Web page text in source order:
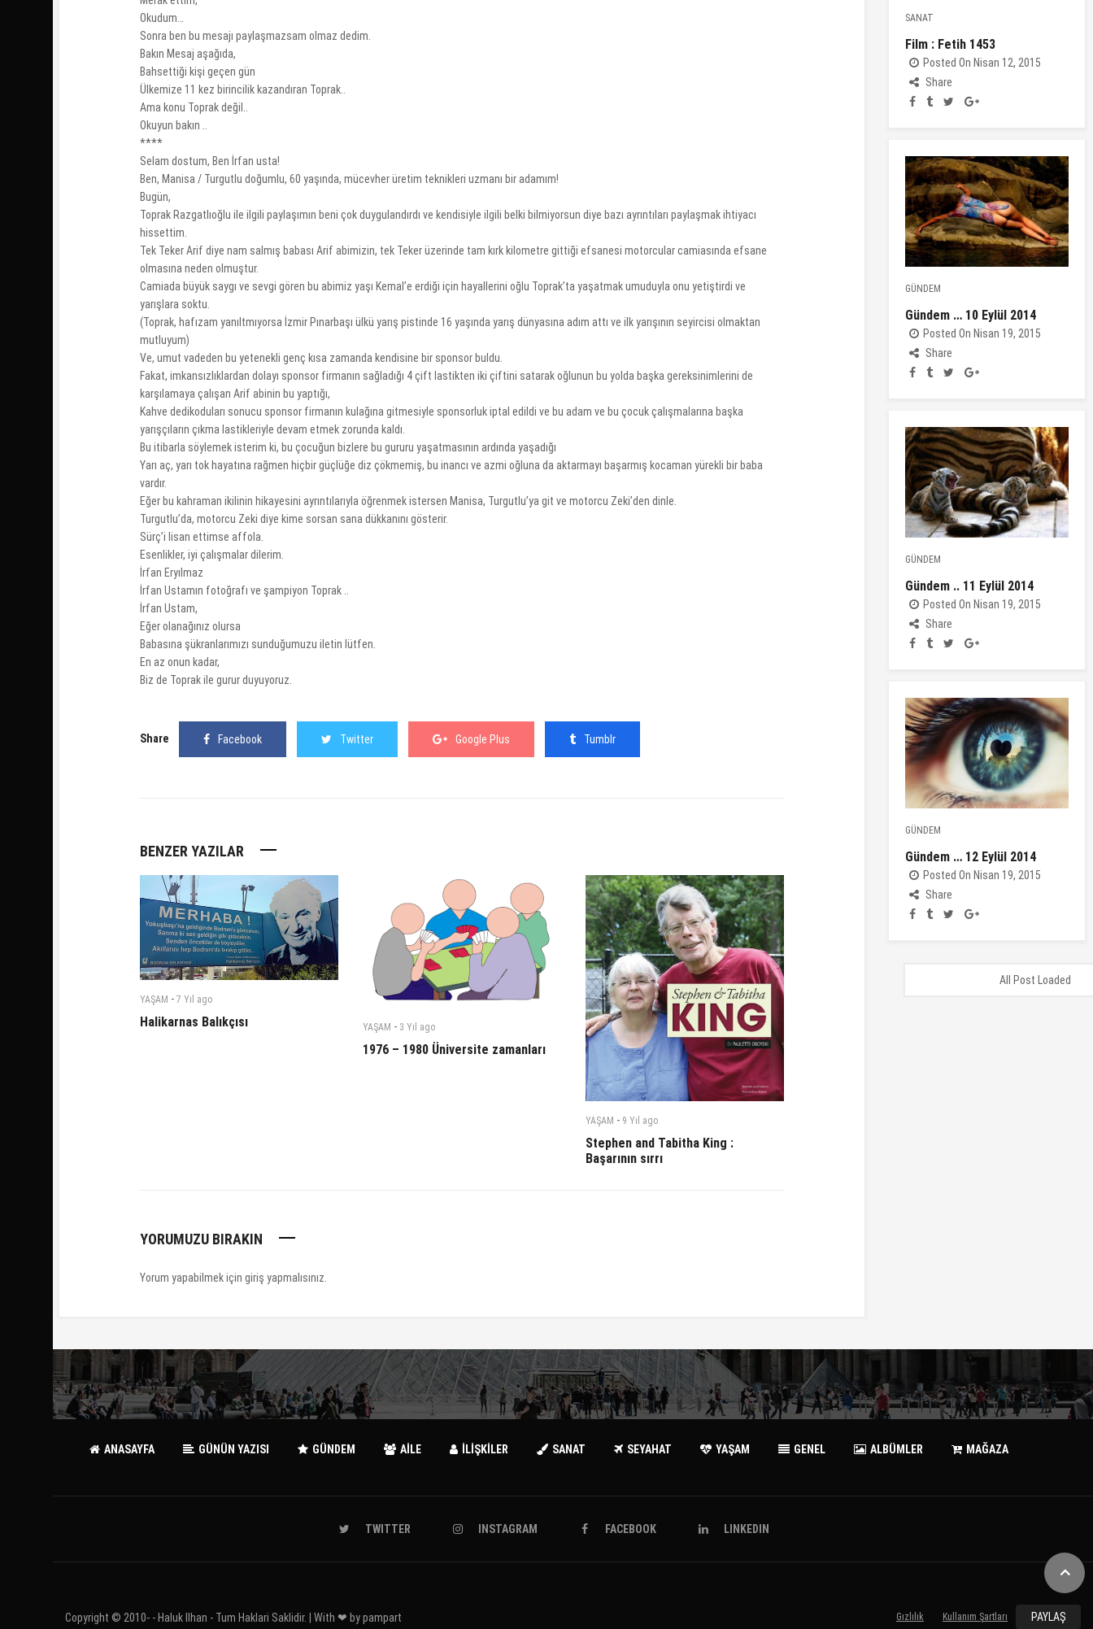
Okudum…
Sonra ben bu mesajı paylaşmazsam olmaz dedim.
Bakın Mesaj aşağıda,
Bahsettiği kişi geçen gün
Ülkemize 11 kez birincilik kazandıran Toprak..
Ama konu Toprak değil..
Okuyun bakın ..
****
Selam dostum, Ben İrfan usta!
Ben, Manisa / Turgutlu doğumlu, 60 yaşında, mücevher üretim teknikleri uzmanı bir adamım!
Bugün,
Toprak Razgatlıoğlu ile ilgili paylaşımın beni çok duygulandırdı ve kendisiyle ilgili belki bilmiyorsun diye bazı ayrıntıları paylaşmak ihtiyacı
hissettim.
Tek Teker Arif diye nam salmış babası Arif abimizin, tek Teker üzerinde tam kırk kilometre gittiği efsanesi motorcular camiasında efsane
olmasına neden olmuştur.
Camiada büyük saygı ve sevgi gören bu abimiz yaşı Kemal’e erdiği için hayallerini oğlu Toprak’ta yaşatmak umuduyla onu yetiştirdi ve
yarışlara soktu.
(Toprak, hafızam yanıltmıyorsa İzmir Pınarbaşı ülkü yarış pistinde 16 yaşında yarış dünyasına adım attı ve ilk yarışının seyircisi olmaktan
mutluyum)
Ve, umut vadeden bu yetenekli genç kısa zamanda kendisine bir sponsor buldu.
Fakat, imkansızlıklardan dolayı sponsor firmanın sağladığı 4 çift lastikten iki çiftini satarak oğlunun bu yolda başka gereksinimlerini de
karşılamaya çalışan Arif abinin bu yaptığı,
Kahve dedikoduları sonucu sponsor firmanın kulağına gitmesiyle sponsorluk iptal edildi ve bu adam ve bu çocuk çalışmalarına başka
yarışçıların çıkma lastikleriyle devam etmek zorunda kaldı.
Bu itibarla söylemek isterim ki, bu çocuğun bizlere bu gururu yaşatmasının ardında yaşadığı
Yarı aç, yarı tok hayatına rağmen hiçbir güçlüğe diz çökmemiş, bu inancı ve azmi oğluna da aktarmayı başarmış kocaman yürekli bir baba
vardır.
Eğer bu kahraman ikilinin hikayesini ayrıntılarıyla öğrenmek istersen Manisa, Turgutlu’ya git ve motorcu Zeki’den dinle.
Turgutlu’da, motorcu Zeki diye kime sorsan sana dükkanını gösterir.
Sürç’i lisan ettimse affola.
Esenlikler, iyi çalışmalar dilerim.
İrfan Eryılmaz
İrfan Ustamın fotoğrafı ve şampiyon Toprak ..
İrfan Ustam,
Eğer olanağınız olursa
Babasına şükranlarımızı sunduğumuzu iletin lütfen.
En az onun kadar,
Biz de Toprak ile gurur duyuyoruz.
Share Facebook Twitter Google Plus Tumblr
BENZER YAZILAR
YAŞAM -7 Yıl ago
Halikarnas Balıkçısı YAŞAM - 3 Yıl ago
1976 – 1980 Üniversite zamanları
YAŞAM - 9 Yıl ago
Stephen and Tabitha King :
Başarının sırrı
YORUMUZU BIRAKIN
Yorum yapabilmek içingiriş yapmalısınız
SANAT
Film : Fetih 1453
Posted On Nisan 12, 2015
Share
GÜNDEM
Gündem … 10 Eylül 2014
Posted On Nisan 19, 2015
Share
GÜNDEM
Gündem .. 11 Eylül 2014
Posted On Nisan 19, 2015
Share
GÜNDEM
Gündem … 12 Eylül 2014
Posted On Nisan 19, 2015
Share
All Post Loaded
ANASAYFA GÜNÜN YAZISI GÜNDEM AİLE İLİŞKİLER SANAT SEYAHAT YAŞAM GENEL ALBÜMLER MAĞAZA
TWITTER INSTAGRAM FACEBOOK LINKEDIN
Copyright © 2010- - Haluk Ilhan - Tum Haklari Saklidir. | With ❤ bypampart Gızlılık Kullanım Şartları PAYLAŞ